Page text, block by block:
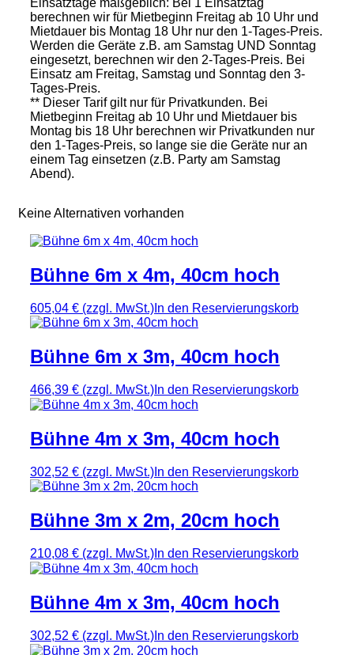
Einsatztage maßgeblich: Bei 1 Einsatztag
berechnen wir für Mietbeginn Freitag ab 10 Uhr und
Mietdauer bis Montag 18 Uhr nur den 1-Tages-Preis.
Werden die Geräte z.B. am Samstag UND Sonntag
eingesetzt, berechnen wir den 2-Tages-Preis. Bei
Einsatz am Freitag, Samstag und Sonntag den 3-
Tages-Preis.
** Dieser Tarif gilt nur für Privatkunden. Bei
Mietbeginn Freitag ab 10 Uhr und Mietdauer bis
Montag bis 18 Uhr berechnen wir Privatkunden nur
den 1-Tages-Preis, so lange sie die Geräte nur an
einem Tag einsetzen (z.B. Party am Samstag
Abend).
Keine Alternativen vorhanden
Bühne 6m x 4m, 40cm hoch
605,04 € (zzgl. MwSt.) In den Reservierungskorb
Bühne 6m x 3m, 40cm hoch
466,39 € (zzgl. MwSt.) In den Reservierungskorb
Bühne 4m x 3m, 40cm hoch
302,52 € (zzgl. MwSt.) In den Reservierungskorb
Bühne 3m x 2m, 20cm hoch
210,08 € (zzgl. MwSt.) In den Reservierungskorb
Bühne 4m x 3m, 40cm hoch
302,52 € (zzgl. MwSt.) In den Reservierungskorb